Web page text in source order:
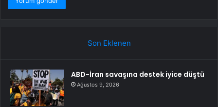
Son Eklenen
ABD-İran savaşına destek iyice düştü
Ağustos 9, 2026